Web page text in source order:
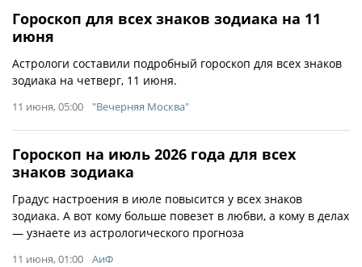
Гороскоп для всех знаков зодиака на 11
июня
Астрологи составили подробный гороскоп для всех знаков
зодиака на четверг, 11 июня.
11 июня, 05:00 "Вечерняя Москва"
Гороскоп на июль 2026 года для всех
знаков зодиака
Градус настроения в июле повысится у всех знаков
зодиака. А вот кому больше повезет в любви, а кому в делах
— узнаете из астрологического прогноза
11 июня, 01:00 АиФ